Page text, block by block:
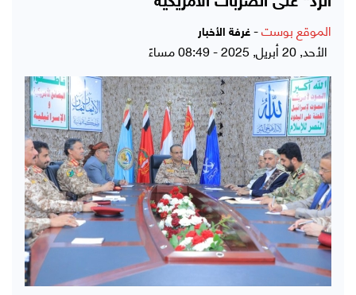
الموقع بوست- غرفة الأخبار
الأحد, 20 أبريل, 2025 - 08:49 مساءً